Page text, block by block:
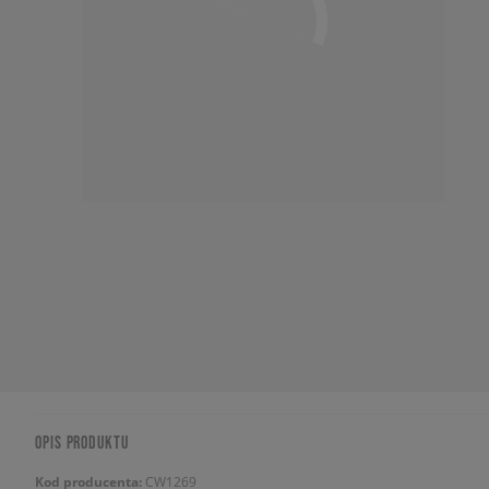
OPIS PRODUKTU
Kod producenta: CW1269